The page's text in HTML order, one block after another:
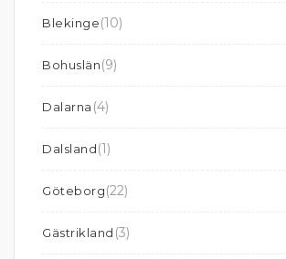
Blekinge(10)
Bohuslän(9)
Dalarna (4)
Dalsland(1)
Göteborg(22)
Gästrikland (3)